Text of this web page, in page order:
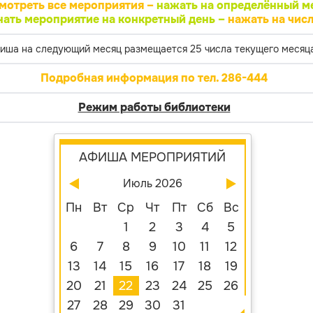
все мероприятия – нажать на определённый
мероприятие на конкретный день –нажать на
на следующий месяц размещается 25 числа текущего
Подробная информация по тел. 286-444
Режим работы библиотеки
АФИША МЕРОПРИЯТИЙ
Июль 2026
Пн Вт Ср Чт Пт Сб
Вс
1
2 3 4
5
6
7 8 9 10 11
12
13
14 15 16 17 18
19
20
21 22 23 24 25
26
27
28 29 30 31